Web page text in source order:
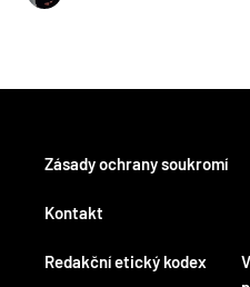
Kontakt
Redakční etický kodex
Zásady ochrany soukromí